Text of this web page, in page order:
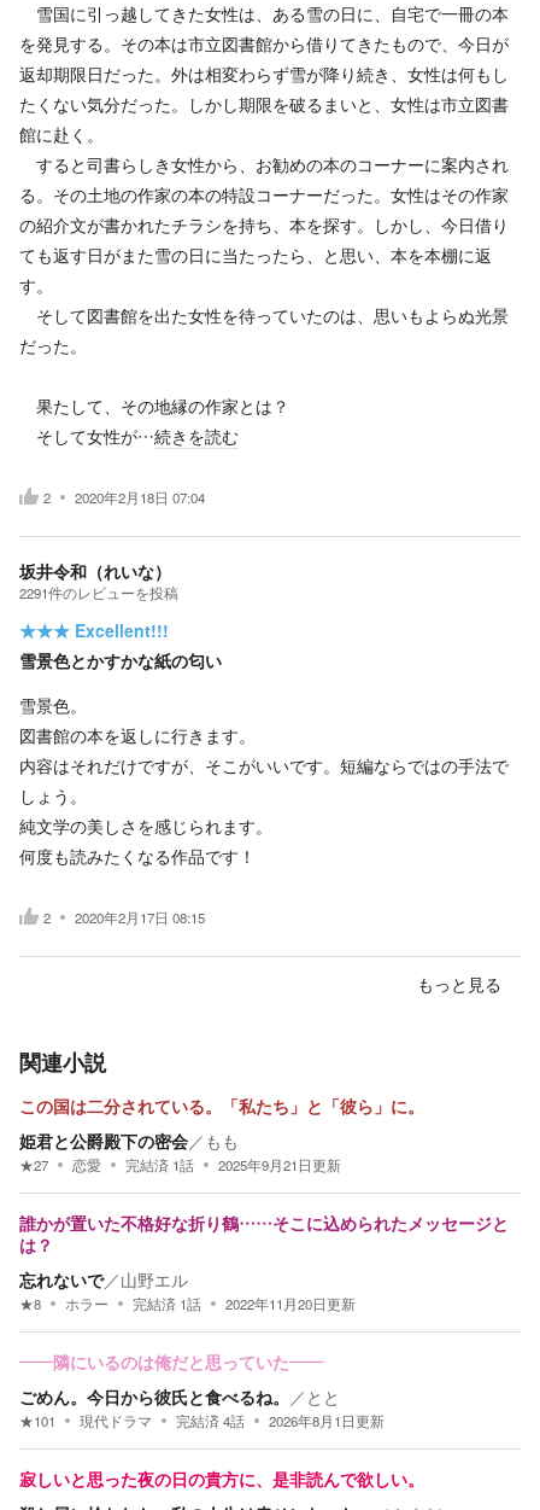
雪国に引っ越してきた女性は、ある雪の日に、自宅で一冊の本
を発見する。その本は市立図書館から借りてきたもので、今日が
返却期限日だった。外は相変わらず雪が降り続き、女性は何もし
たくない気分だった。しかし期限を破るまいと、女性は市立図書
館に赴く。
すると司書らしき女性から、お勧めの本のコーナーに案内され
る。その土地の作家の本の特設コーナーだった。女性はその作家
の紹介文が書かれたチラシを持ち、本を探す。しかし、今日借り
ても返す日がまた雪の日に当たったら、と思い、本を本棚に返
す。
そして図書館を出た女性を待っていたのは、思いもよらぬ光景
だった。
果たして、その地縁の作家とは？
そして女性が…続きを読む
2 2020年2月18日 07:04
坂井令和（れいな）
2291件のレビューを投稿
★★★ Excellent!!!
雪景色とかすかな紙の匂い
雪景色。
図書館の本を返しに行きます。
内容はそれだけですが、そこがいいです。短編ならではの手法で
しょう。
純文学の美しさを感じられます。
何度も読みたくなる作品です！
2 2020年2月17日 08:15
もっと見る
関連小説
この国は二分されている。「私たち」と「彼ら」に。
姫君と公爵殿下の密会／ もも
★27 恋愛 完結済 1話 2025年9月21日更新
誰かが置いた不格好な折り鶴……そこに込められたメッセージと
は？
忘れないで／山野エル
★8 ホラー 完結済 1話 2022年11月20日更新
――隣にいるのは俺だと思っていた――
ごめん。今日から彼氏と食べるね。 ／ とと
★101 現代ドラマ 完結済4話 2026年8月1日更新
寂しいと思った夜の日の貴方に、是非読んで欲しい。